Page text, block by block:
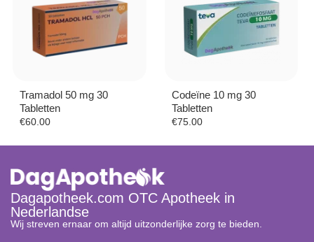
Tramadol 50 mg 30
Tabletten
€60.00
Codeïne 10 mg 30
Tabletten
€75.00
Dagapotheek.com OTC Apotheek in
Nederlandse
Wij streven ernaar om altijd uitzonderlijke zorg te bieden.